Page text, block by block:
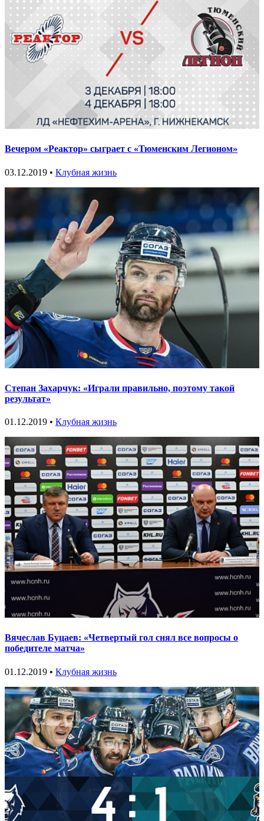
Вечером «Реактор» сыграет с «Тюменским Легионом»
03.12.2019 • Клубная жизнь
Степан Захарчук: «Играли правильно, поэтому такой
результат»
01.12.2019 • Клубная жизнь
Вячеслав Буцаев: «Четвертый гол снял все вопросы о
победителе матча»
01.12.2019 • Клубная жизнь